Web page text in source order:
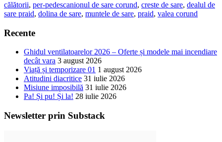
călătorii, per-pedescanionul de sare corund, creste de sare, dealul de
sare praid, dolina de sare, muntele de sare, praid, valea corund
Recente
Ghidul ventilatoarelor 2026 – Oferte și modele mai incendiare
decât vara 3 august 2026
Viață și temporizare 01 1 august 2026
Atitudini diacritice 31 iulie 2026
Misiune imposibilă 31 iulie 2026
Pa! Și pu! Și la! 28 iulie 2026
Newsletter prin Substack